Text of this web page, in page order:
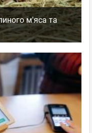
м'яса та